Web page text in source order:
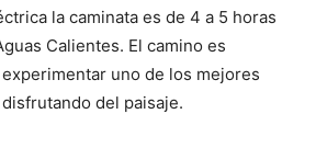
la caminata es de 4 a 5 horas
Calientes. El camino es
uno de los mejores
del paisaje.